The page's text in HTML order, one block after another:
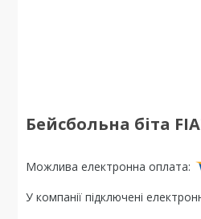
Бейсбольна біта
У компанії підключені